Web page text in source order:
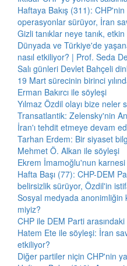
Haftaya Bakış (311):
operasyonlar sürüyor, İran
Gizli tanıklar neye tanık,
Dünyada ve Türkiye'de
nasıl etkiliyor? | Prof. Seda
Salı günleri Devlet Bahçeli
19 Mart sürecinin birinci
Erman Bakırcı ile söyleşi
Yılmaz Özdil olayı bize neler
Transatlantik: Zelensky'nin
İran'ı tehdit etmeye devam
Tarhan Erdem: Bir siyaset
Mehmet Ö. Alkan ile söyleşi
Ekrem İmamoğlu'nun karnesi
Hafta Başı (77): CHP-DEM
belirsizlik sürüyor, Özdil'in
Sosyal medyada anonimliğin
miyiz?
CHP ile DEM Parti arasındaki
Hatem Ete ile söyleşi: İran
etkiliyor?
Diğer partiler niçin CHP'nin